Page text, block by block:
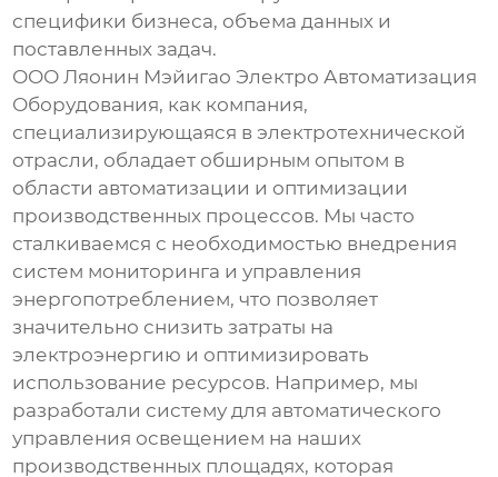
специфики бизнеса, объема данных и
поставленных задач.
ООО Ляонин Мэйигао Электро Автоматизация
Оборудования, как компания,
специализирующаяся в электротехнической
отрасли, обладает обширным опытом в
области автоматизации и оптимизации
производственных процессов. Мы часто
сталкиваемся с необходимостью внедрения
систем мониторинга и управления
энергопотреблением, что позволяет
значительно снизить затраты на
электроэнергию и оптимизировать
использование ресурсов. Например, мы
разработали систему для автоматического
управления освещением на наших
производственных площадях, которая